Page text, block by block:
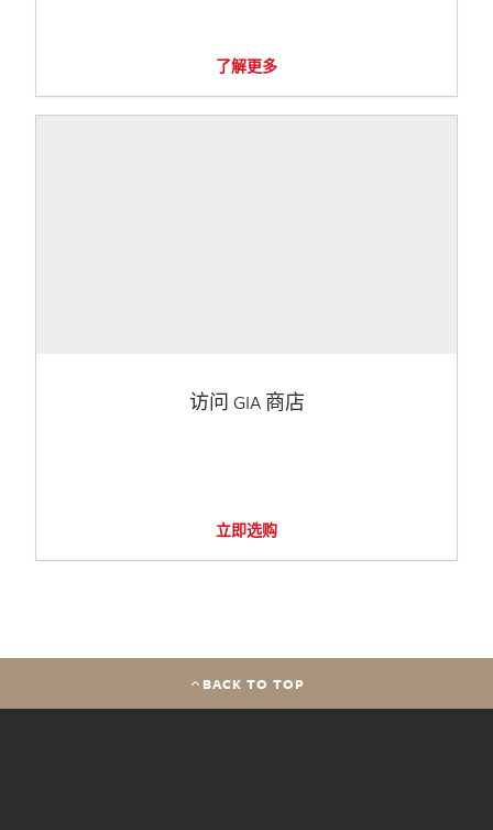
了解更多
访问 GIA 商店
立即选购
BACK TO TOP